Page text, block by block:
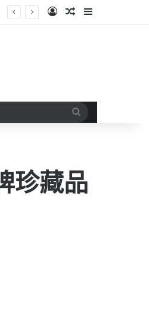
Log InRandom Article
Sidebar
珍藏品